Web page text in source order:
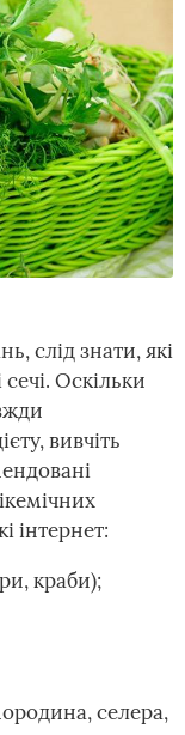
слід знати, які
Оскільки
вивчіть
інтернет:
краби);
селера,